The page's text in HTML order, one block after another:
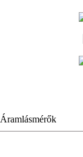
Áramlásmérők